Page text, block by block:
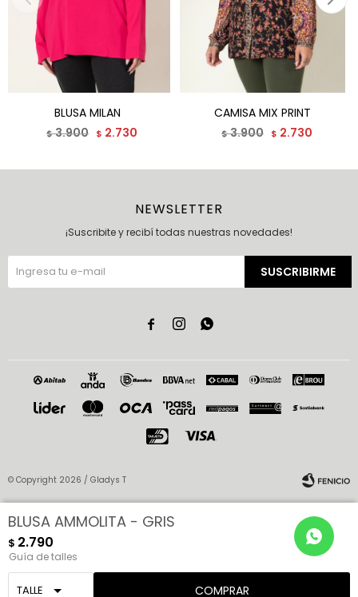
BLUSA AMMOLITA - GRIS
$ 2.790
Guía de talles
COMPRAR
BLUSA MILAN
$3.900 $ 2.730
CAMISA MIX PRINT
$3.900 $ 2.730
NEWSLETTER
¡Suscribite y recibí todas nuestras novedades!
SUSCRIBIRME
  
© Copyright 2026 / Gladys T